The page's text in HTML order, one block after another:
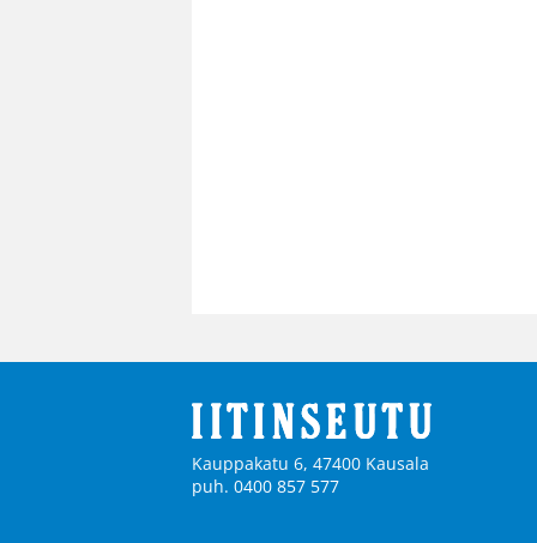
Kauppakatu 6, 47400 Kausala
puh. 0400 857 577